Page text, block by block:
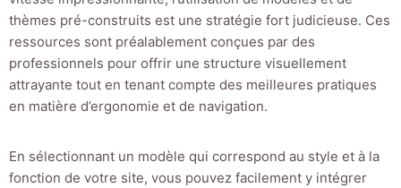
thèmes pré-construits est une stratégie fort judicieuse. Ces
ressources sont préalablement conçues par des
professionnels pour offrir une structure visuellement
attrayante tout en tenant compte des meilleures pratiques
en matière d’ergonomie et de navigation.
En sélectionnant un modèle qui correspond au style et à la
fonction de votre site, vous pouvez facilement y intégrer